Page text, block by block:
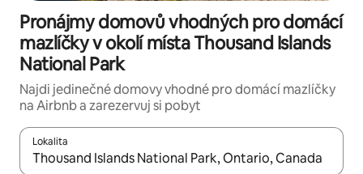
Pronájmy domovů vhodných pro domácí
mazlíčky v okolí místa Thousand Islands
National Park
Najdi jedinečné domovy vhodné pro domácí mazlíčky
na Airbnb a zarezervuj si pobyt
Lokalita
Až budou výsledky k dispozici, můžeš si je procházet pomocí